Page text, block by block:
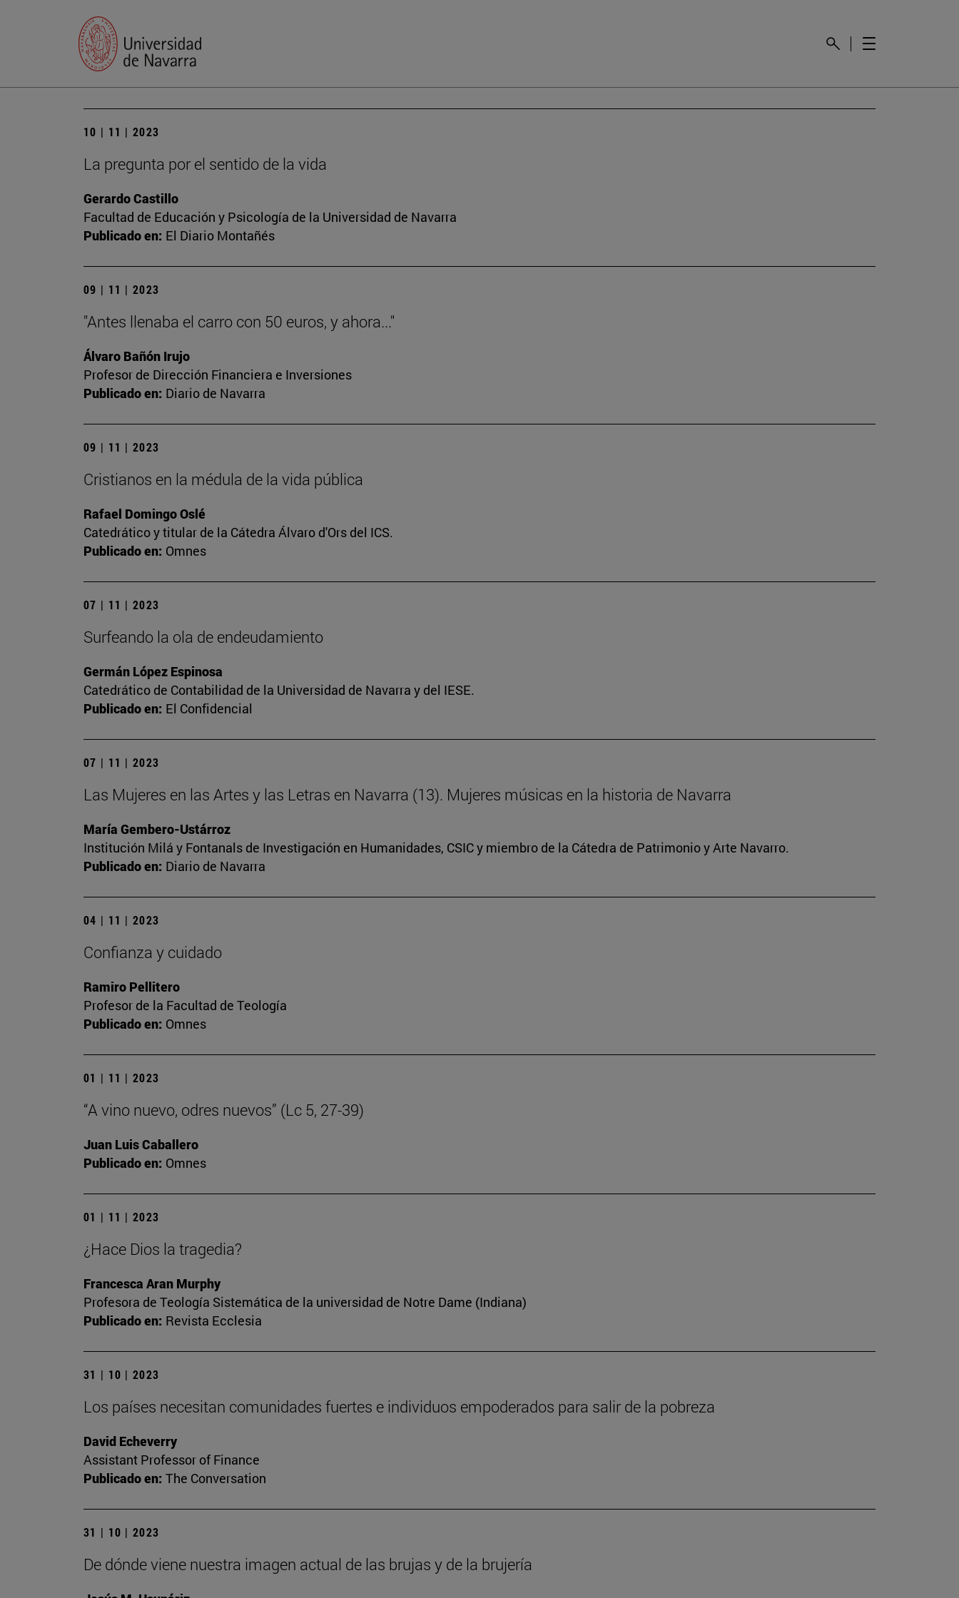
10 | 11 | 2023
La pregunta por el sentido de la vida
Gerardo Castillo
Facultad de Educación y Psicología de la Universidad de Navarra
Publicado en: El Diario Montañés
09 | 11 | 2023
"Antes llenaba el carro con 50 euros, y ahora..."
Álvaro Bañón Irujo
Profesor de Dirección Financiera e Inversiones
Publicado en: Diario de Navarra
09 | 11 | 2023
Cristianos en la médula de la vida pública
Rafael Domingo Oslé
Catedrático y titular de la Cátedra Álvaro d'Ors del ICS.
Publicado en: Omnes
07 | 11 | 2023
Surfeando la ola de endeudamiento
Germán López Espinosa
Catedrático de Contabilidad de la Universidad de Navarra y del IESE.
Publicado en: El Confidencial
07 | 11 | 2023
Las Mujeres en las Artes y las Letras en Navarra (13). Mujeres músicas en la historia de Navarra
María Gembero-Ustárroz
Institución Milá y Fontanals de Investigación en Humanidades, CSIC y miembro de la Cátedra de Patrimonio y Arte Navarro.
Publicado en: Diario de Navarra
04 | 11 | 2023
Confianza y cuidado
Ramiro Pellitero
Profesor de la Facultad de Teología
Publicado en: Omnes
01 | 11 | 2023
“A vino nuevo, odres nuevos” (Lc 5, 27-39)
Juan Luis Caballero
Publicado en: Omnes
01 | 11 | 2023
¿Hace Dios la tragedia?
Francesca Aran Murphy
Profesora de Teología Sistemática de la universidad de Notre Dame (Indiana)
Publicado en: Revista Ecclesia
31 | 10 | 2023
Los países necesitan comunidades fuertes e individuos empoderados para salir de la pobreza
David Echeverry
Assistant Professor of Finance
Publicado en: The Conversation
31 | 10 | 2023
De dónde viene nuestra imagen actual de las brujas y de la brujería